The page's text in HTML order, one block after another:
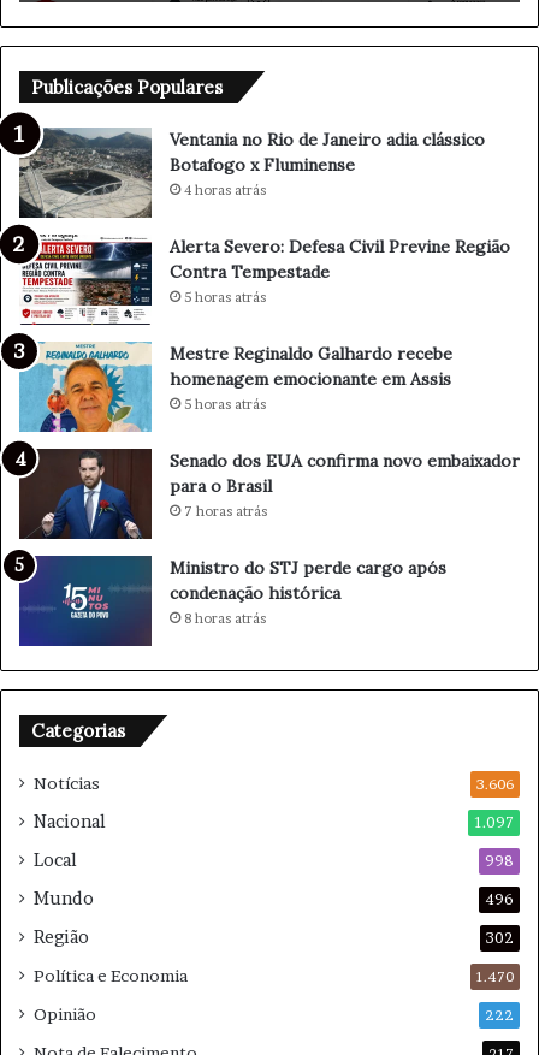
a
l
d
o
G
a
l
h
r
d
o
r
e
c
e
b
o
m
e
n
a
m
c
n
t
e
m
Publicações Populares
Ventania no Rio de Janeiro adia clássico
Botafogo x Fluminense
4 horas atrás
Alerta Severo: Defesa Civil Previne Região
Contra Tempestade
5 horas atrás
Mestre Reginaldo Galhardo recebe
homenagem emocionante em Assis
5 horas atrás
Senado dos EUA confirma novo embaixador
para o Brasil
7 horas atrás
Ministro do STJ perde cargo após
condenação histórica
8 horas atrás
Categorias
Notícias 3.606
Nacional 1.097
Local 998
Mundo 496
Região 302
Política e Economia 1.470
Opinião 222